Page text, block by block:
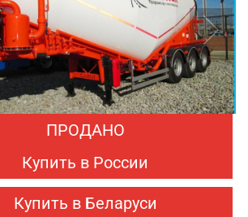
ПРОДАНО
Купить в России
Купить в Беларуси